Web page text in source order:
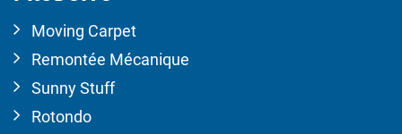
Moving Carpet
Remontée Mécanique
Sunny Stuff
Rotondo